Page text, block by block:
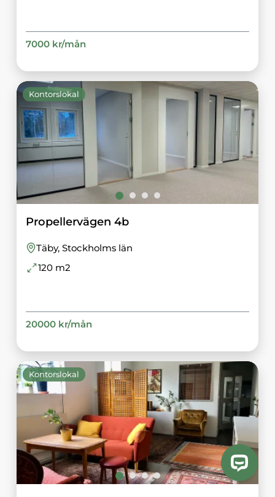
7000kr/mån
Kontorslokal
Propellervägen 4b
Täby, Stockholms län
120m2
20000kr/mån
Kontorslokal